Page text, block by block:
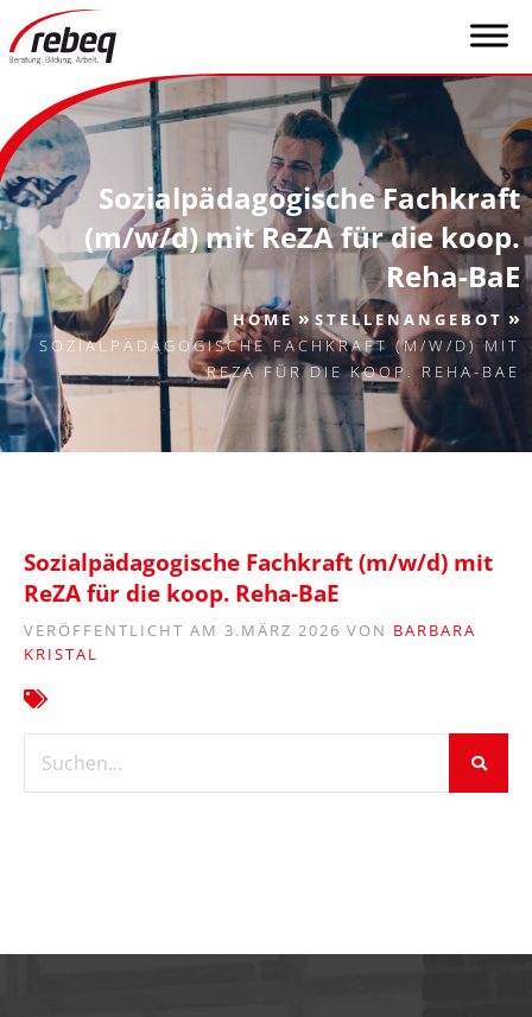
Sozialpädagogische Fachkraft
(m/w/d) mit ReZA für die koop.
Reha-BaE
HOME»STELLENANGEBOT »
SOZIALPÄDAGOGISCHE FACHKRAFT (M/W/D) MIT
REZA FÜR DIE KOOP. REHA-BAE
Sozialpädagogische Fachkraft (m/w/d) mit
ReZA für die koop. Reha-BaE
VERÖFFENTLICHT AM 3.MÄRZ 2026 VON BARBARA
KRISTAL